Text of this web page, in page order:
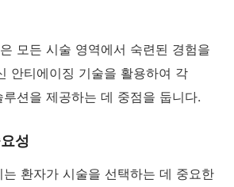
모든 시술 영역에서 숙련된 경험을
안티에이징 기술을 활용하여 각
션을 제공하는 데 중점을 둡니다.
성
환자가 시술을 선택하는 데 중요한